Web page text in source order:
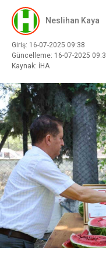
Neslihan Kaya
Giriş: 16-07-2025 09:38
Güncelleme: 16-07-2025
Kaynak: İHA